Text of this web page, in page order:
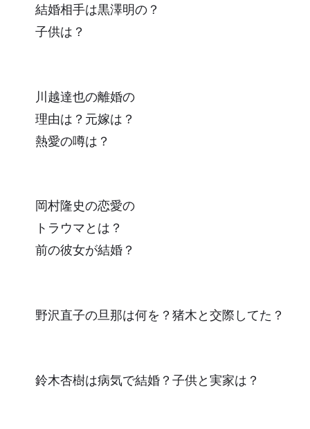
結婚相手は黒澤明の？
子供は？
川越達也の離婚の
理由は？元嫁は？
熱愛の噂は？
岡村隆史の恋愛の
トラウマとは？
前の彼女が結婚？
野沢直子の旦那は何を？猪木と交際してた？
鈴木杏樹は病気で結婚？子供と実家は？